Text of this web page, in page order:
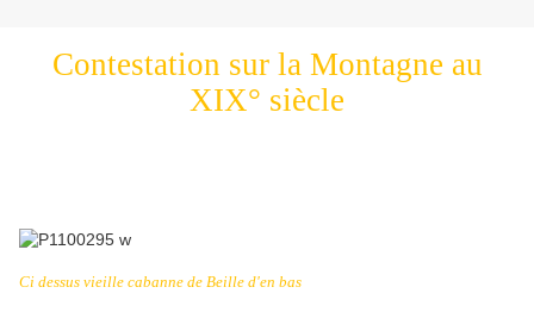
Contestation sur la Montagne au
XIX° siècle
Ci dessus vieille cabanne de Beille d'en bas